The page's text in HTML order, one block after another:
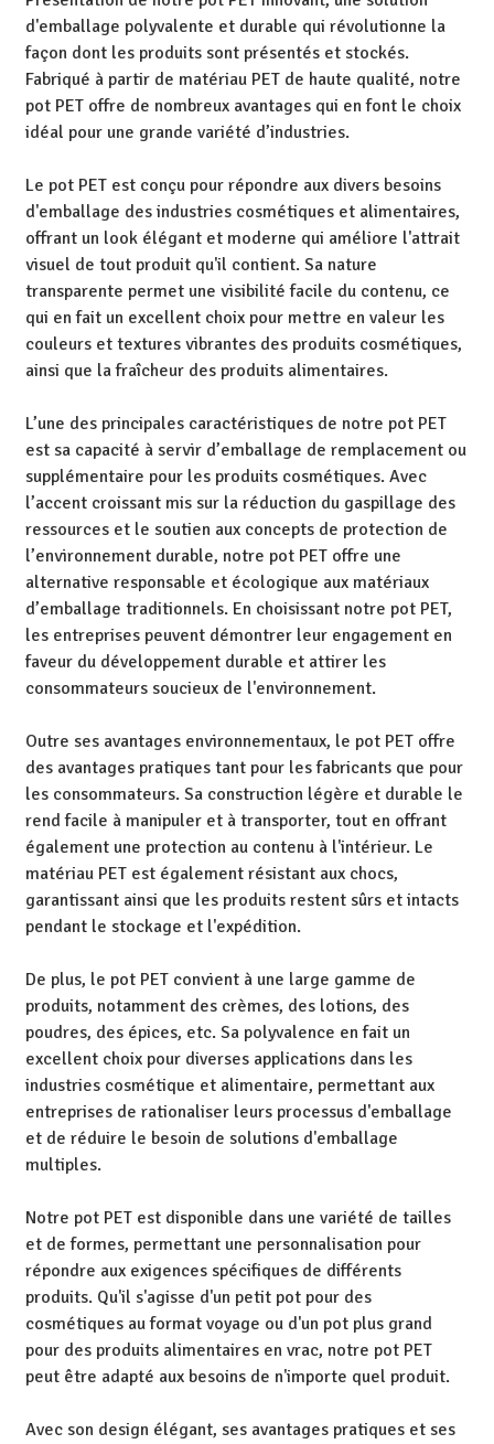
d'emballage polyvalente et durable qui révolutionne la
façon dont les produits sont présentés et stockés.
Fabriqué à partir de matériau PET de haute qualité, notre
pot PET offre de nombreux avantages qui en font le choix
idéal pour une grande variété d’industries.
Le pot PET est conçu pour répondre aux divers besoins
d'emballage des industries cosmétiques et alimentaires,
offrant un look élégant et moderne qui améliore l'attrait
visuel de tout produit qu'il contient. Sa nature
transparente permet une visibilité facile du contenu, ce
qui en fait un excellent choix pour mettre en valeur les
couleurs et textures vibrantes des produits cosmétiques,
ainsi que la fraîcheur des produits alimentaires.
L’une des principales caractéristiques de notre pot PET
est sa capacité à servir d’emballage de remplacement ou
supplémentaire pour les produits cosmétiques. Avec
l’accent croissant mis sur la réduction du gaspillage des
ressources et le soutien aux concepts de protection de
l’environnement durable, notre pot PET offre une
alternative responsable et écologique aux matériaux
d’emballage traditionnels. En choisissant notre pot PET,
les entreprises peuvent démontrer leur engagement en
faveur du développement durable et attirer les
consommateurs soucieux de l'environnement.
Outre ses avantages environnementaux, le pot PET offre
des avantages pratiques tant pour les fabricants que pour
les consommateurs. Sa construction légère et durable le
rend facile à manipuler et à transporter, tout en offrant
également une protection au contenu à l'intérieur. Le
matériau PET est également résistant aux chocs,
garantissant ainsi que les produits restent sûrs et intacts
pendant le stockage et l'expédition.
De plus, le pot PET convient à une large gamme de
produits, notamment des crèmes, des lotions, des
poudres, des épices, etc. Sa polyvalence en fait un
excellent choix pour diverses applications dans les
industries cosmétique et alimentaire, permettant aux
entreprises de rationaliser leurs processus d'emballage
et de réduire le besoin de solutions d'emballage
multiples.
Notre pot PET est disponible dans une variété de tailles
et de formes, permettant une personnalisation pour
répondre aux exigences spécifiques de différents
produits. Qu'il s'agisse d'un petit pot pour des
cosmétiques au format voyage ou d'un pot plus grand
pour des produits alimentaires en vrac, notre pot PET
peut être adapté aux besoins de n'importe quel produit.
Avec son design élégant, ses avantages pratiques et ses